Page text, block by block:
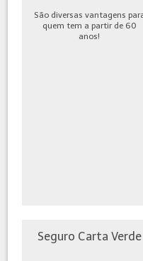
São diversas vantagens
quem tem a partir de 60
anos!
Seguro Carta Verde